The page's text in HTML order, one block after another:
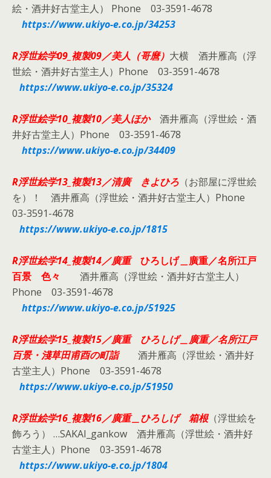
絵・酒井好古堂主人） Phone 03-3591-4678
https://www.ukiyo-e.co.jp/34253
R浮世絵学09_複製09／美人（哥麿） 大横 酒井雁高（浮
世絵・酒井好古堂主人）Phone 03-3591-4678
https://www.ukiyo-e.co.jp/35324
R浮世絵学10_複製10／美人ほか酒井雁高（浮世絵・酒
井好古堂主人）Phone 03-3591-4678
https://www.ukiyo-e.co.jp/34409
R浮世絵学13_複製13／清廣 きよひろ （お部屋に浮世絵
を）！ 酒井雁高（浮世絵・酒井好古堂主人）Phone
03-3591-4678
https://www.ukiyo-e.co.jp/1815
R浮世絵学14_複製14／廣重
ひろしげ＿廣重／名所江戸
百景 色々 酒井雁高（浮世絵・酒井好古堂主人）
Phone 03-3591-4678
https://www.ukiyo-e.co.jp/51925
R浮世絵学15_複製15／廣重
ひろしげ＿廣重／名所江戸
百景・淺草田甫酉の町詣酒井雁高（浮世絵・酒井好
古堂主人）Phone 03-3591-4678
https://www.ukiyo-e.co.jp/51950
R浮世絵学16_複製16／廣重＿ひろしげ 箱根（浮世絵を
飾ろう） …SAKAI_gankow 酒井雁高（浮世絵・酒井好
古堂主人）Phone 03-3591-4678
https://www.ukiyo-e.co.jp/1804